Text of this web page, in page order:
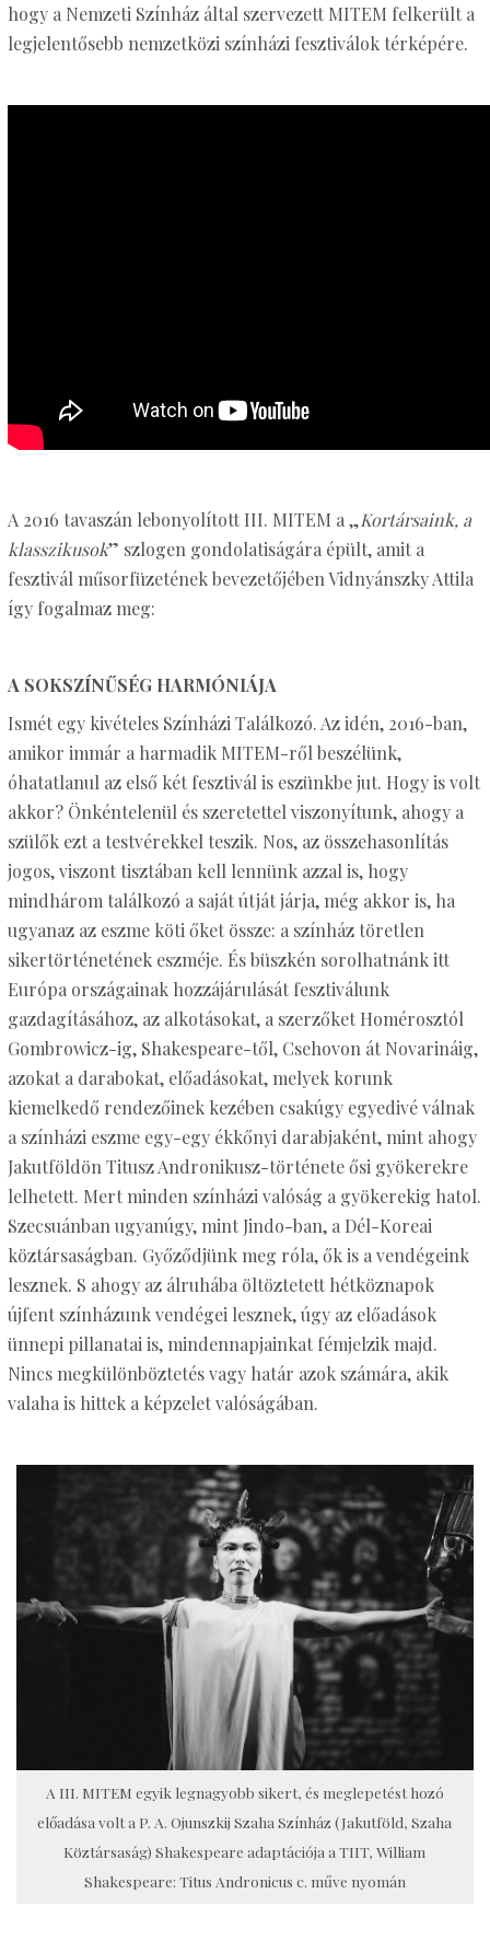
hogy a Nemzeti Színház által szervezett MITEM felkerült a
legjelentősebb nemzetközi színházi fesztiválok térképére.
A 2016 tavaszán lebonyolított III. MITEM a „Kortársaink, a
klasszikusok” szlogen gondolatiságára épült, amit a
fesztivál műsorfüzetének bevezetőjében Vidnyánszky Attila
így fogalmaz meg:
A SOKSZÍNŰSÉG HARMÓNIÁJA
Ismét egy kivételes Színházi Találkozó. Az idén, 2016-ban,
amikor immár a harmadik MITEM-ről beszélünk,
óhatatlanul az első két fesztivál is eszünkbe jut. Hogy is volt
akkor? Önkéntelenül és szeretettel viszonyítunk, ahogy a
szülők ezt a testvérekkel teszik. Nos, az összehasonlítás
jogos, viszont tisztában kell lennünk azzal is, hogy
mindhárom találkozó a saját útját járja, még akkor is, ha
ugyanaz az eszme köti őket össze: a színház töretlen
sikertörténetének eszméje. És büszkén sorolhatnánk itt
Európa országainak hozzájárulását fesztiválunk
gazdagításához, az alkotásokat, a szerzőket Homérosztól
Gombrowicz-ig, Shakespeare-től, Csehovon át Novarináig,
azokat a darabokat, előadásokat, melyek korunk
kiemelkedő rendezőinek kezében csakúgy egyedivé válnak
a színházi eszme egy-egy ékkőnyi darabjaként, mint ahogy
Jakutföldön Titusz Andronikusz-története ősi gyökerekre
lelhetett. Mert minden színházi valóság a gyökerekig hatol.
Szecsuánban ugyanúgy, mint Jindo-ban, a Dél-Koreai
köztársaságban. Győződjünk meg róla, ők is a vendégeink
lesznek. S ahogy az álruhába öltöztetett hétköznapok
újfent színházunk vendégei lesznek, úgy az előadások
ünnepi pillanatai is, mindennapjainkat fémjelzik majd.
Nincs megkülönböztetés vagy határ azok számára, akik
valaha is hittek a képzelet valóságában.
A III. MITEM egyik legnagyobb sikert, és meglepetést hozó
előadása volt a P. A. Ojunszkij Szaha Színház (Jakutföld, Szaha
Köztársaság) Shakespeare adaptációja a TIIT, William
Shakespeare: Titus Andronicus c. műve nyomán